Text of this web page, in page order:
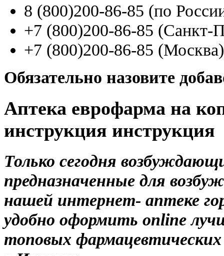
8 (800)200-86-85 (по
+7 (800)200-86-85 (Санкт-
+7 (800)200-86-85 (Москва)
Обязательно назовите
Аптека еврофарма на
инструкция инструкция
Только сегодня
предназначенные для
нашей интернет- аптеке
удобно оформить online
топовых